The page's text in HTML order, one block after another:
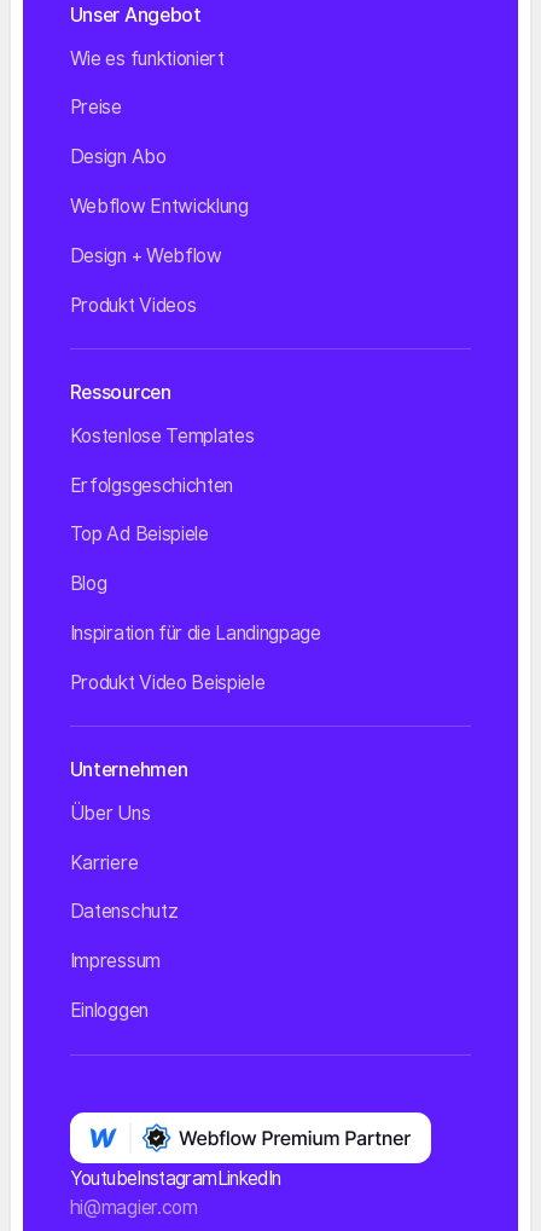
Unser Angebot
Wie es funktioniert
Preise
Design Abo
Webflow Entwicklung
Design + Webflow
Produkt Videos
Ressourcen
Kostenlose Templates
Erfolgsgeschichten
Top Ad Beispiele
Blog
Inspiration für die Landingpage
Produkt Video Beispiele
Unternehmen
Über Uns
Karriere
Datenschutz
Impressum
Einloggen
YoutubeInstagramLinkedIn
hi@magier.com